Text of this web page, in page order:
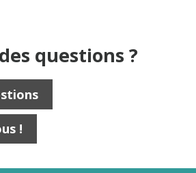
questions ?
!